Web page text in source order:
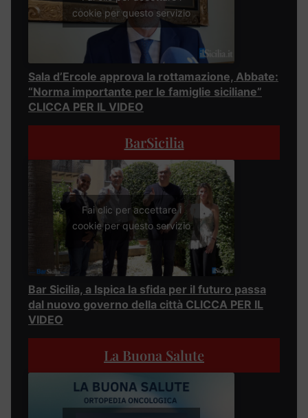
cookie per questo servizio
Sala d’Ercole approva la rottamazione, Abbate:
“Norma importante per le famiglie siciliane”
CLICCA PER IL VIDEO
BarSicilia
Fai clic per accettare i
cookie per questo servizio
Bar Sicilia, a Ispica la sfida per il futuro passa
dal nuovo governo della città CLICCA PER IL
VIDEO
La Buona Salute